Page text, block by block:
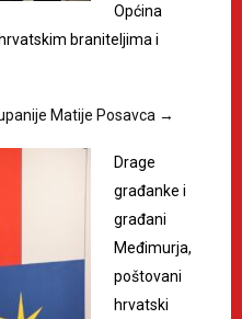
Općina
braniteljima i
Matije Posavca →
Drage
građanke i
građani
Međimurja,
poštovani
hrvatski